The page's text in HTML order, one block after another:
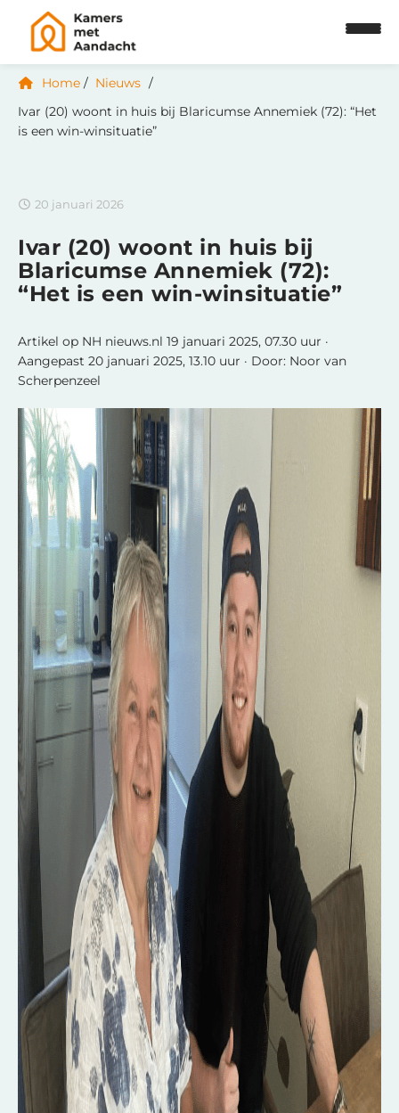
Home
Nieuws
Ivar (20) woont in huis bij Blaricumse Annemiek (72): “Het
is een win-winsituatie”
20 januari 2026
Ivar (20) woont in huis bij
Blaricumse Annemiek (72):
“Het is een win-winsituatie”
Artikel op NH nieuws.nl 19 januari 2025, 07.30 uur ·
Aangepast 20 januari 2025, 13.10 uur · Door: Noor van
Scherpenzeel